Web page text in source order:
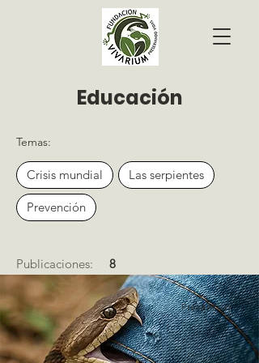
Educación
Temas:
Crisis mundial Las serpientes
Prevención
Publicaciones: 8
Prevención